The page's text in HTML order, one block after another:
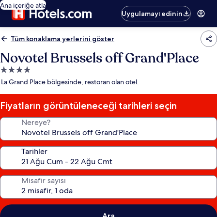
Ana içeriğe atla
Uygulamayı edinin
Tüm konaklama yerlerini göster
Novotel Brussels off Grand'Place
4.0
yıldızlı
yeri
La Grand Place bölgesinde, restoran olan otel.
Fiyatların görüntüleneceği tarihleri seçin
Nereye?
Tarihler
Misafir sayısı